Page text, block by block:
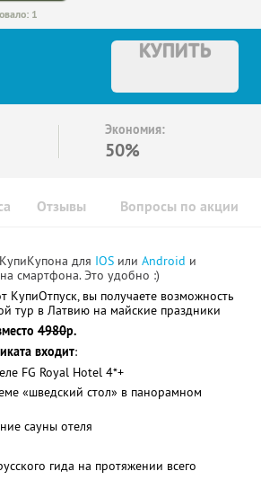
1
КУПИТЬ
Экономия:
50%
Отзывы Вопросы по акции
для IOS или Android и
смартфона. Это удобно :)
КупиОтпуск, вы получаете возможность
тур в Латвию на майские праздники
4980р.
входит:
FG Royal Hotel 4*+
«шведский стол» в панорамном
сауны отеля
гида на протяжении всего